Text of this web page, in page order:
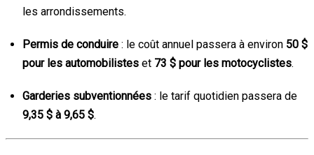
les arrondissements.
Permis de conduire : le coût annuel passera à environ 50 $
pour les automobilistes et 73 $ pour les motocyclistes.
Garderies subventionnées : le tarif quotidien passera de
9,35 $ à 9,65 $.